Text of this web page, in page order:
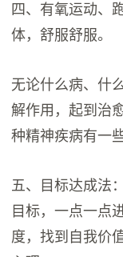
四、有氧运动、
体，舒服舒服。
无论什么病、什
解作用，起到治
种精神疾病有一
五、目标达成法
目标，一点一点
度，找到自我价